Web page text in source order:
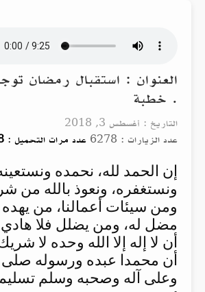
العنوان : استقبال رمضان
. خطبة
التاريخ : أغسطس 3, 2018
عدد الزيارات : 6278
عدد مرات التحميل :
إن الحمد لله، نحمده
ونستغفره، ونعوذ بالله من
ومن سيئات أعمالنا، من يهده
مضل له، ومن يضلل فلا هادي
أن لا إله إلا الله وحده لا
أن محمدا عبده ورسوله صلى
وعلى آله وصحبه وسلم